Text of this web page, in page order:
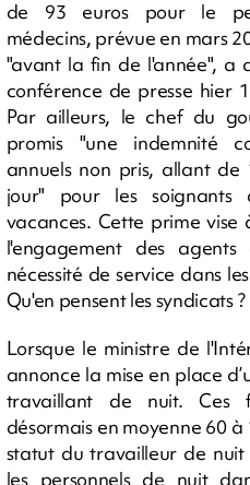
de 93 euros pour le
médecins, prévue en mars
"avant la fin de l'année", a
conférence de presse hier
Par ailleurs, le chef du
promis "une indemnité
annuels non pris, allant
jour" pour les soignants
vacances. Cette prime
l'engagement des
nécessité de service dans
Qu'en pensent les syndicats ?
Lorsque le ministre de
annonce la mise en place
travaillant de nuit. Ces
désormais en moyenne 60
statut du travailleur de nuit
les personnels de nuit